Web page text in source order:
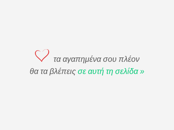
τα αγαπημένα σου πλέον
θα τα βλέπεις σε αυτή τη σελίδα »